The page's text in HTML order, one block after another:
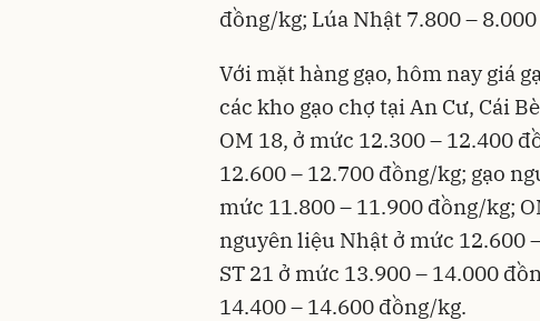
đồng/kg; Lúa Nhật 7.800 –
Với mặt hàng gạo, hôm nay giá
các kho gạo chợ tại An Cư, Cái
OM 18, ở mức 12.300 – 12.400
12.600 – 12.700 đồng/kg; gạo
mức 11.800 – 11.900 đồng/kg;
nguyên liệu Nhật ở mức 12.600
ST 21 ở mức 13.900 – 14.000
14.400 – 14.600 đồng/kg.